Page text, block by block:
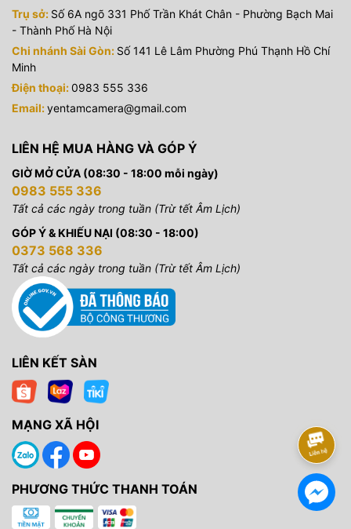
Trụ sở: Số 6A ngõ 331 Phố Trần Khát Chân - Phường Bạch Mai
- Thành Phố Hà Nội
Chi nhánh Sài Gòn: Số 141 Lê Lâm Phường Phú Thạnh Hồ Chí
Minh
Điện thoại:0983 555 336
Email:yentamcamera@gmail.com
LIÊN HỆ MUA HÀNG VÀ GÓP Ý
GIỜ MỞ CỬA (08:30 - 18:00 mỗi ngày)
0983 555 336
Tất cả các ngày trong tuần (Trừ tết Âm Lịch)
GÓP Ý & KHIẾU NẠI (08:30 - 18:00)
0373 568 336
Tất cả các ngày trong tuần (Trừ tết Âm Lịch)
LIÊN KẾT SÀN
MẠNG XÃ HỘI
PHƯƠNG THỨC THANH TOÁN